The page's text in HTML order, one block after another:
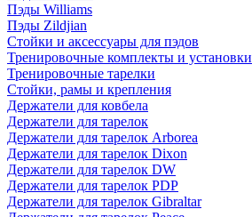
Пэды Williams
Пэды Zildjian
Стойки и аксессуары для пэдов
Тренировочные комплекты и установки
Тренировочные тарелки
Стойки, рамы и крепления
Держатели для ковбела
Держатели для тарелок
Держатели для тарелок Arborea
Держатели для тарелок Dixon
Держатели для тарелок DW
Держатели для тарелок PDP
Держатели для тарелок Gibraltar